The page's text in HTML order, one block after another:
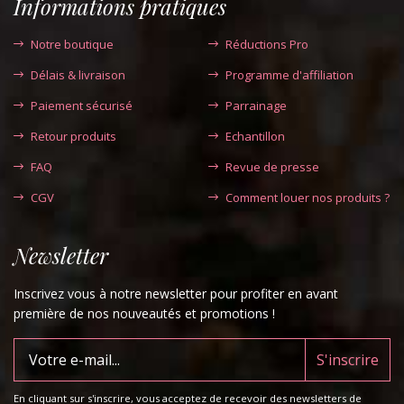
Informations pratiques
Notre boutique
Délais & livraison
Paiement sécurisé
Retour produits
FAQ
CGV
Réductions Pro
Programme d'affiliation
Parrainage
Echantillon
Revue de presse
Comment louer nos produits ?
Newsletter
Inscrivez vous à notre newsletter pour profiter en avant
première de nos nouveautés et promotions !
En cliquant sur s'inscrire, vous acceptez de recevoir des newsletters de